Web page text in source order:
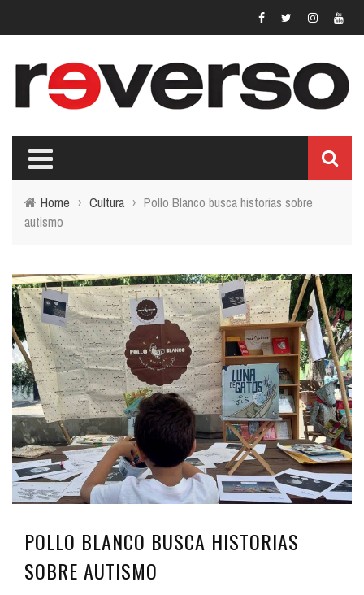
Home › Cultura › Pollo Blanco busca historias sobre
autismo
POLLO BLANCO BUSCA HISTORIAS
SOBRE AUTISMO